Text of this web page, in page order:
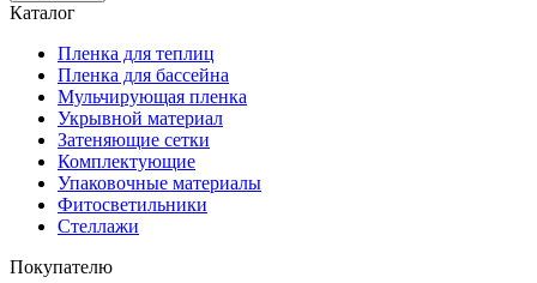
Каталог
Пленка для теплиц
Пленка для бассейна
Мульчирующая пленка
Укрывной материал
Затеняющие сетки
Комплектующие
Упаковочные материалы
Фитосветильники
Стеллажи
Покупателю